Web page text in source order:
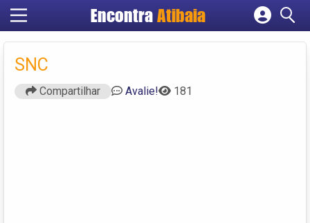
Encontra Atibaia
Cadastrar empresa
SNC
Compartilhar Avalie! 181